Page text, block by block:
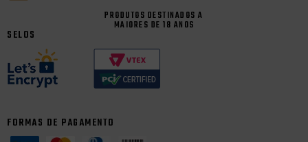
PRODUTOS DESTINADOS A
MAIORES DE 18 ANOS
SELOS
FORMAS DE PAGAMENTO